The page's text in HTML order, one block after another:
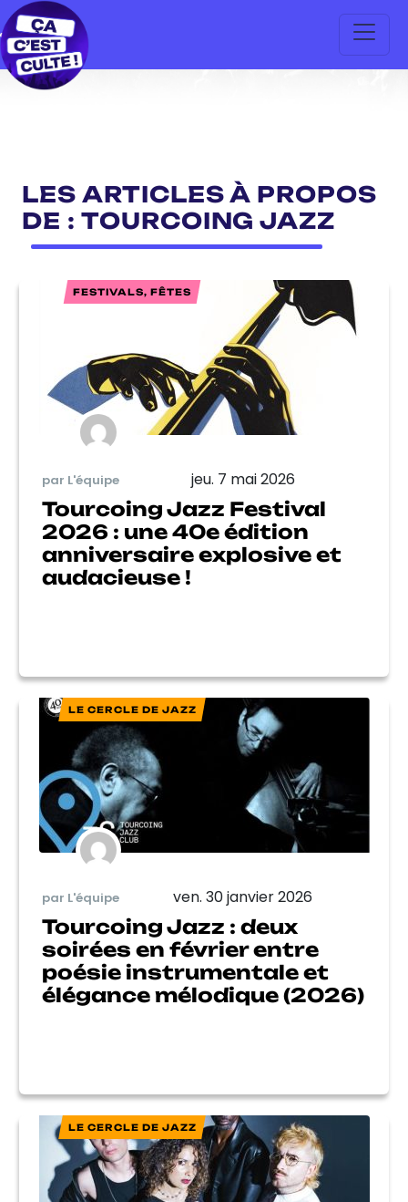
LES ARTICLES À PROPOS
DE : TOURCOING JAZZ
FESTIVALS, FÊTES
par L'équipe jeu. 7 mai 2026
Tourcoing Jazz Festival
2026 : une 40e édition
anniversaire explosive et
audacieuse !
LE CERCLE DE JAZZ
par L'équipe ven. 30 janvier 2026
Tourcoing Jazz : deux
soirées en février entre
poésie instrumentale et
élégance mélodique (2026)
LE CERCLE DE JAZZ